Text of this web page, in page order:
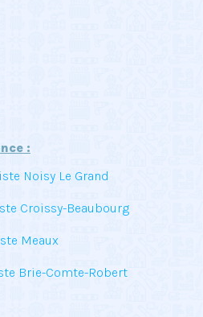
:
Noisy Le Grand
Croissy-Beaubourg
Meaux
Brie-Comte-Robert